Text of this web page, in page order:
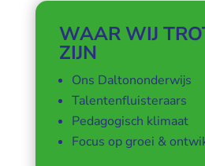
WAAR WIJ
ZIJN
Ons Daltononderwijs
Talentenfluisteraars
Pedagogisch klimaat
Focus op groei &